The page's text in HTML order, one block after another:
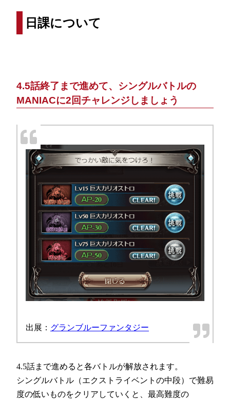
日課について
4.5話終了まで進めて、シングルバトルの
MANIACに2回チャレンジしましょう
出展： グランブルーファンタジー
4.5話まで進めると各バトルが解放されます。
シングルバトル（エクストライベントの中段）で難易
度の低いものをクリアしていくと、最高難度の